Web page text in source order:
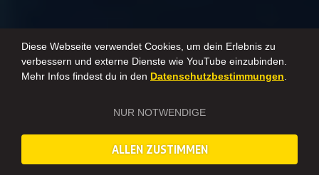
Diese Webseite verwendet Cookies, um dein Erlebnis zu
verbessern und externe Dienste wie YouTube einzubinden.
Mehr Infos findest du in den Datenschutzbestimmungen.
NUR NOTWENDIGE
ALLEN ZUSTIMMEN